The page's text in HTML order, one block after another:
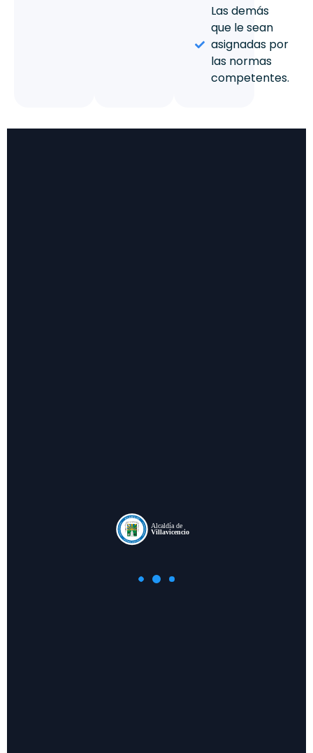
Las demás
que le sean
asignadas por
las normas
competentes.